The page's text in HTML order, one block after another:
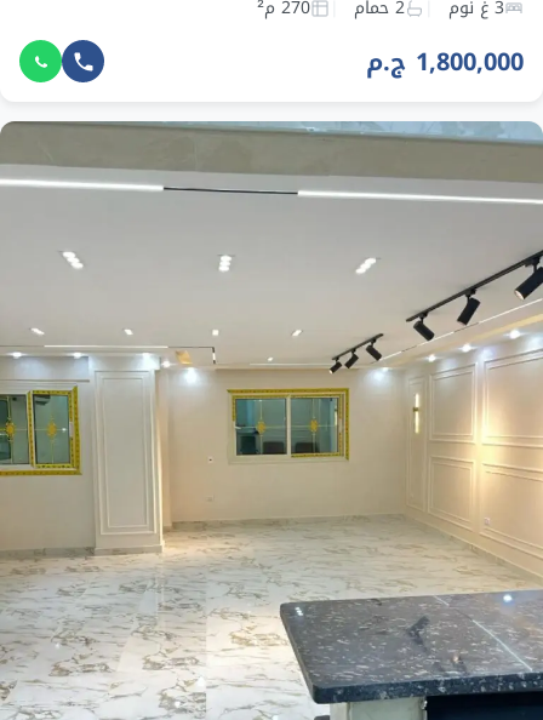
3 غ نوم 2 حمام 270 م²
1,800,000 ج.م